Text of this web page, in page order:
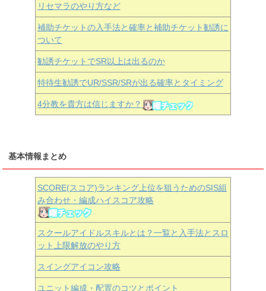
リセマラのやり方など
補助チケットの入手法と確率と補助チケット勧誘に
ついて
勧誘チケットでSR以上は出るのか
特待生勧誘でUR/SSR/SRが出る確率とタイミング
4分教を貴方は信じますか？
基本情報まとめ
SCORE(スコア)ランキング上位を狙うためのSIS組
み合わせ・編成ハイスコア攻略
スクールアイドルスキルとは？一覧と入手法とスロ
ット上限解放のやり方
スイングアイコン攻略
ユニット編成・配置のコツとポイント